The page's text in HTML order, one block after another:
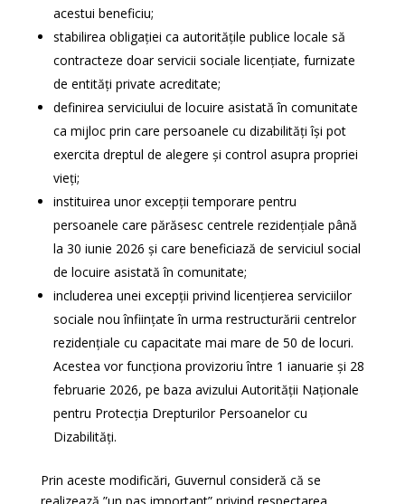
acestui beneficiu;
stabilirea obligației ca autoritățile publice locale să
contracteze doar servicii sociale licențiate, furnizate
de entități private acreditate;
definirea serviciului de locuire asistată în comunitate
ca mijloc prin care persoanele cu dizabilități își pot
exercita dreptul de alegere și control asupra propriei
vieți;
instituirea unor excepții temporare pentru
persoanele care părăsesc centrele rezidențiale până
la 30 iunie 2026 și care beneficiază de serviciul social
de locuire asistată în comunitate;
includerea unei excepții privind licențierea serviciilor
sociale nou înființate în urma restructurării centrelor
rezidențiale cu capacitate mai mare de 50 de locuri.
Acestea vor funcționa provizoriu între 1 ianuarie și 28
februarie 2026, pe baza avizului Autorității Naționale
pentru Protecția Drepturilor Persoanelor cu
Dizabilități.
Prin aceste modificări, Guvernul consideră că se